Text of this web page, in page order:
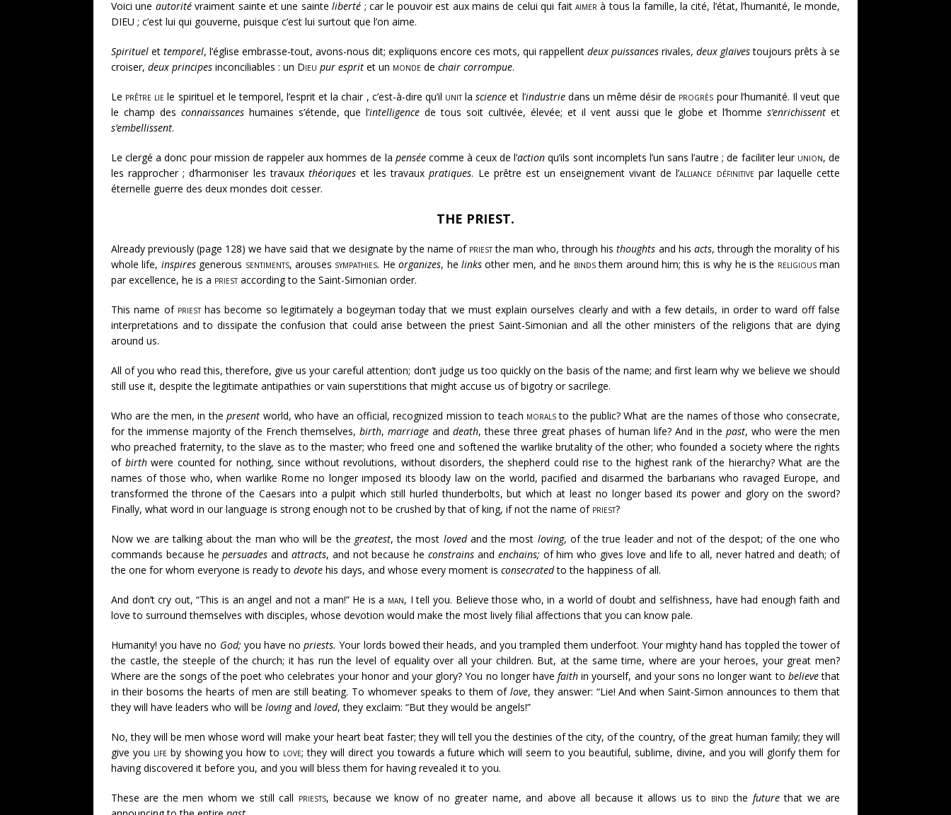
Voici une autoritévraiment sainte et une sainteliberté ; car le pouvoir est aux mains de celui qui faitaimer à tous la famille, la cité, l’état, l’humanité, le monde,
DIEU ; c’est lui qui gouverne, puisque c’est lui surtout que l’on aime.
Spirituel et temporel, l’église embrasse-tout, avons-nous dit; expliquons encore ces mots, qui rappellent deux puissances rivales, deux glaivestoujours prêts à se
croiser, deux principes inconciliables : un Dieu pur esprit et un monde de chair corrompue.
Le prêtre lie le spirituel et le temporel, l’esprit et la chair , c’est-à-dire qu’il unitlascience et l’industriedans un même désir de progrès pour l’humanité. Il veut que
le champ des connaissanceshumaines s’étende, que l’intelligence de tous soit cultivée, élevée; et il vent aussi que le globe et l’hommes’enrichissent et
s’embellissent.
Le clergé a donc pour mission de rappeler aux hommes de la penséecomme à ceux de l’action qu’ils sont incomplets l’un sans l’autre ; de faciliter leur union, de
les rapprocher ; d’harmoniser les travaux théoriqueset les travauxpratiques. Le prêtre est un enseignement vivant de l’alliance définitive par laquelle cette
éternelle guerre des deux mondes doit cesser.
THE PRIEST.
Already previously (page 128) we have said that we designate by the name of priestthe man who, through histhoughts and his acts, through the morality of his
whole life, inspiresgenerous sentiments, arouses sympathies. Heorganizes, he linksother men, and he bindsthem around him; this is why he is the religiousman
par excellence, he is a priestaccording to the Saint-Simonian order.
This name of priesthas become so legitimately a bogeyman today that we must explain ourselves clearly and with a few details, in order to ward off false
interpretations and to dissipate the confusion that could arise between the priest Saint-Simonian and all the other ministers of the religions that are dying
around us.
All of you who read this, therefore, give us your careful attention; don’t judge us too quickly on the basis of the name; and first learn why we believe we should
still use it, despite the legitimate antipathies or vain superstitions that might accuse us of bigotry or sacrilege.
Who are the men, in thepresent world, who have an official, recognized mission to teach moralsto the public? What are the names of those who consecrate,
for the immense majority of the French themselves, birth, marriage and death, these three great phases of human life? And in the past, who were the men
who preached fraternity, to the slave as to the master; who freed one and softened the warlike brutality of the other; who founded a society where the rights
of birthwere counted for nothing, since without revolutions, without disorders, the shepherd could rise to the highest rank of the hierarchy? What are the
names of those who, when warlike Rome no longer imposed its bloody law on the world, pacified and disarmed the barbarians who ravaged Europe, and
transformed the throne of the Caesars into a pulpit which still hurled thunderbolts, but which at least no longer based its power and glory on the sword?
Finally, what word in our language is strong enough not to be crushed by that of king, if not the name of priest?
Now we are talking about the man who will be the greatest, the most lovedand the most loving, of the true leader and not of the despot; of the one who
commands because hepersuades andattracts, and not because heconstrains and enchains; of him who gives love and life to all, never hatred and death; of
the one for whom everyone is ready to devote his days, and whose every moment is consecratedto the happiness of all.
And don’t cry out, “This is an angel and not a man!” He is a man, I tell you. Believe those who, in a world of doubt and selfishness, have had enough faith and
love to surround themselves with disciples, whose devotion would make the most lively filial affections that you can know pale.
Humanity! you have no God; you have nopriests. Your lords bowed their heads, and you trampled them underfoot. Your mighty hand has toppled the tower of
the castle, the steeple of the church; it has run the level of equality over all your children. But, at the same time, where are your heroes, your great men?
Where are the songs of the poet who celebrates your honor and your glory? You no longer havefaith in yourself, and your sons no longer want to believethat
in their bosoms the hearts of men are still beating. To whomever speaks to them of love, they answer: “Lie! And when Saint-Simon announces to them that
they will have leaders who will be lovingand loved, they exclaim: “But they would be angels!”
No, they will be men whose word will make your heart beat faster; they will tell you the destinies of the city, of the country, of the great human family; they will
give you life by showing you how to love; they will direct you towards a future which will seem to you beautiful, sublime, divine, and you will glorify them for
having discovered it before you, and you will bless them for having revealed it to you.
These are the men whom we still call priests, because we know of no greater name, and above all because it allows us to bind the futurethat we are